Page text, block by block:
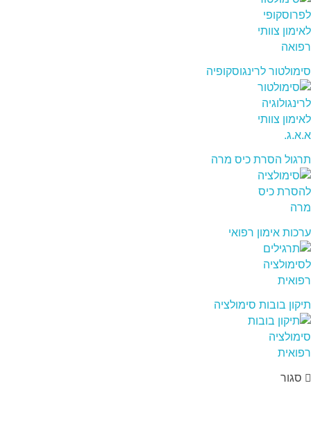
סימולטור לרינגוסקופיה
תרגול הסרת כיס מרה
ערכות אימון רפואי
תיקון בובות סימולציה
סגור